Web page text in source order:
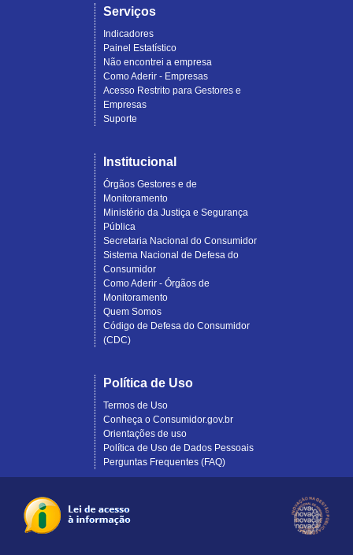
Serviços
Indicadores
Painel Estatístico
Não encontrei a empresa
Como Aderir - Empresas
Acesso Restrito para Gestores e
Empresas
Suporte
Institucional
Órgãos Gestores e de
Monitoramento
Ministério da Justiça e Segurança
Pública
Secretaria Nacional do Consumidor
Sistema Nacional de Defesa do
Consumidor
Como Aderir - Órgãos de
Monitoramento
Quem Somos
Código de Defesa do Consumidor
(CDC)
Política de Uso
Termos de Uso
Conheça o Consumidor.gov.br
Orientações de uso
Política de Uso de Dados Pessoais
Perguntas Frequentes (FAQ)